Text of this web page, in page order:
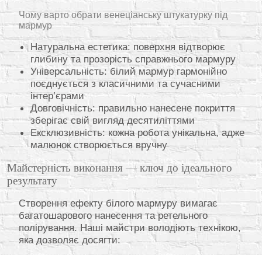
Чому варто обрати венеціанську штукатурку під
мармур
Натуральна естетика: поверхня відтворює
глибину та прозорість справжнього мармуру
Універсальність: білий мармур гармонійно
поєднується з класичними та сучасними
інтер’єрами
Довговічність: правильно нанесене покриття
зберігає свій вигляд десятиліттями
Ексклюзивність: кожна робота унікальна, адже
малюнок створюється вручну
Майстерність виконання — ключ до ідеального
результату
Створення ефекту білого мармуру вимагає
багатошарового нанесення та ретельного
полірування. Наші майстри володіють технікою,
яка дозволяє досягти: